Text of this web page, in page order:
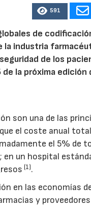
591
de
industria
de los
la próxima edición
son una de las
el coste anual
el 5% de
un hospital
(1).
en las economías
y